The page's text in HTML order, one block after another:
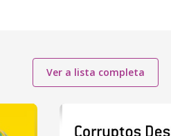
Ver a lista completa